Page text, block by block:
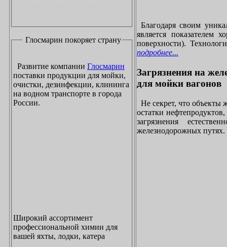
Глосмарин покоряет страну
Развитие компании Глосмарин
поставки продукции для мойки,
очистки, дезинфекции, клининга
на водном транспорте в города
России.
Широкий ассортимент
профессиональной химии для
вашей яхты, лодки, катера
Благодаря своим
является показателем
поверхности).
подробнее...
Загрязнения на
для мойки вагонов
Не секрет, что объекты
остатки нефтепродуктов,
загрязнения
железнодорожных путях.